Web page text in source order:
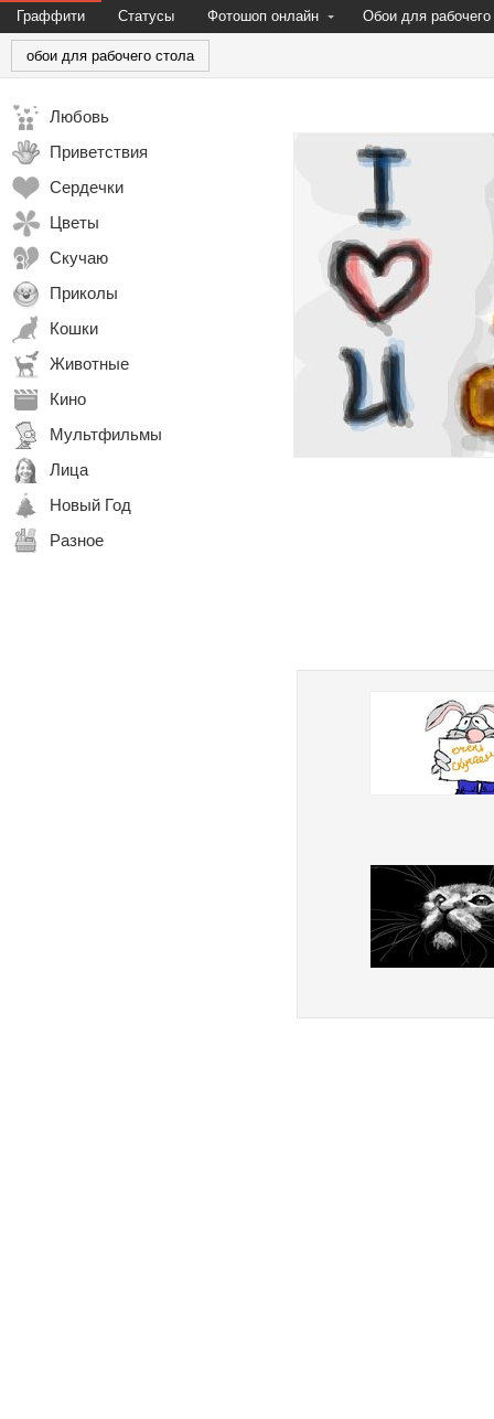
Граффити Статусы Фотошоп онлайн Обои для рабочего
обои для рабочего стола
Любовь
Приветствия
Сердечки
Цветы
Скучаю
Приколы
Кошки
Животные
Кино
Мультфильмы
Лица
Новый Год
Разное